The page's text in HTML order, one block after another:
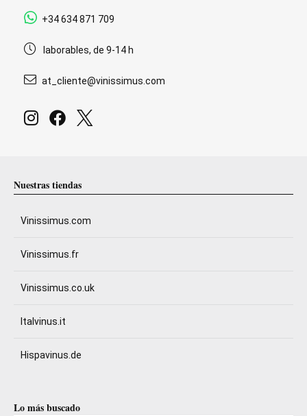
+34 634 871 709
laborables, de 9-14 h
at_cliente@vinissimus.com
Nuestras tiendas
Vinissimus.com
Vinissimus.fr
Vinissimus.co.uk
Italvinus.it
Hispavinus.de
Lo más buscado